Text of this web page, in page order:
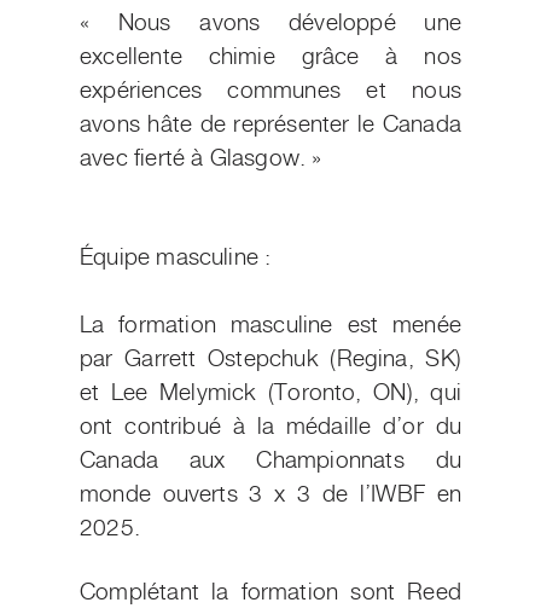
« Nous avons développé une
excellente chimie grâce à nos
expériences communes et nous
avons hâte de représenter le Canada
avec fierté à Glasgow. »
Équipe masculine :
La formation masculine est menée
par Garrett Ostepchuk (Regina, SK)
et Lee Melymick (Toronto, ON), qui
ont contribué à la médaille d’or du
Canada aux Championnats du
monde ouverts 3 x 3 de l’IWBF en
2025.
Complétant la formation sont Reed